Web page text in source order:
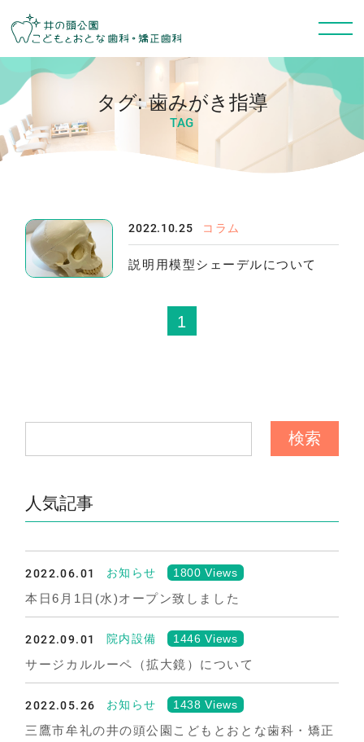
タグ:歯みがき指導
TAG
2022.10.25 コラム
説明用模型シェーデルについて
1
人気記事
2022.06.01 お知らせ 1800 Views
本日6月1日(水)オープン致しました
2022.09.01 院内設備 1446 Views
サージカルルーペ（拡大鏡）について
2022.05.26 お知らせ 1438 Views
三鷹市牟礼の井の頭公園こどもとおとな歯科・矯正